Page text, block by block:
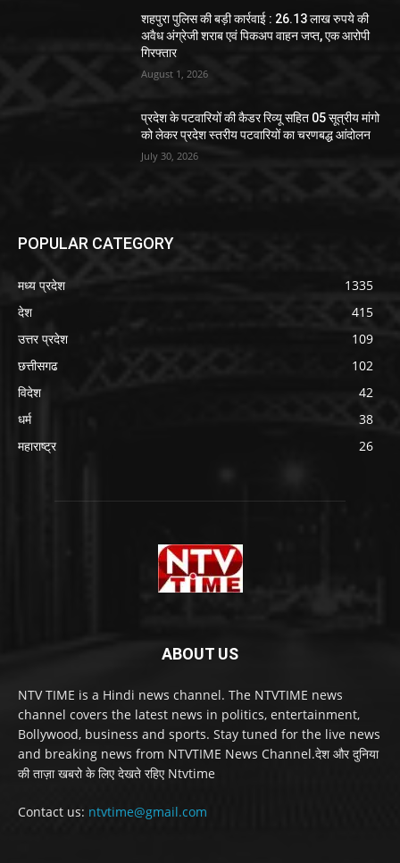
शहपुरा पुलिस की बड़ी कार्रवाई : 26.13 लाख रुपये की
अवैध अंग्रेजी शराब एवं पिकअप वाहन जप्त, एक आरोपी
गिरफ्तार
August 1, 2026
प्रदेश के पटवारियों की कैडर रिव्यू सहित 05 सूत्रीय मांगो
को लेकर प्रदेश स्तरीय पटवारियों का चरणबद्ध आंदोलन
July 30, 2026
POPULAR CATEGORY
मध्य प्रदेश
1335
देश
415
उत्तर प्रदेश
109
छत्तीसगढ
102
विदेश
42
धर्म
38
महाराष्ट्र
26
ABOUT US
NTV TIME is a Hindi news channel. The NTVTIME news
channel covers the latest news in politics, entertainment,
Bollywood, business and sports. Stay tuned for the live news
and breaking news from NTVTIME News Channel.देश और दुनिया
की ताज़ा खबरो के लिए देखते रहिए Ntvtime
Contact us: ntvtime@gmail.com